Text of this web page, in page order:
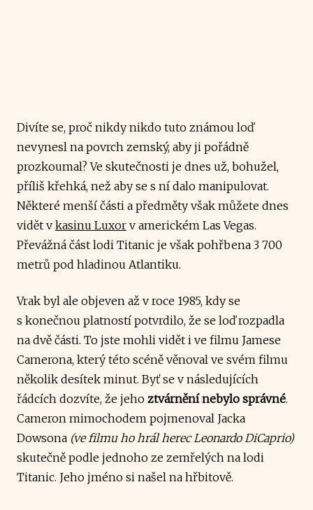
Divíte se, proč nikdy nikdo tuto známou loď
nevynesl na povrch zemský, aby ji pořádně
prozkoumal? Ve skutečnosti je dnes už, bohužel,
příliš křehká, než aby se s ní dalo manipulovat.
Některé menší části a předměty však můžete dnes
vidět v kasinu Luxor v americkém Las Vegas.
Převážná část lodi Titanic je však pohřbena 3 700
metrů pod hladinou Atlantiku.
Vrak byl ale objeven až v roce 1985, kdy se
s konečnou platností potvrdilo, že se loď rozpadla
na dvě části. To jste mohli vidět i ve filmu Jamese
Camerona, který této scéně věnoval ve svém filmu
několik desítek minut. Byť se v následujících
řádcích dozvíte, že jeho ztvárnění nebylo správné.
Cameron mimochodem pojmenoval Jacka
Dowsona (ve filmu ho hrál herec Leonardo DiCaprio)
skutečně podle jednoho ze zemřelých na lodi
Titanic. Jeho jméno si našel na hřbitově.